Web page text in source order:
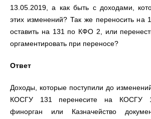
13.05.2019, а как быть с доходами,
этих изменений? Так же переносить
оставить на 131 по КФО 2, или
оргаментировать при переносе?
Ответ
Доходы, которые поступили до
КОСГУ 131 перенесите на КОСГУ
финорган или Казначейство